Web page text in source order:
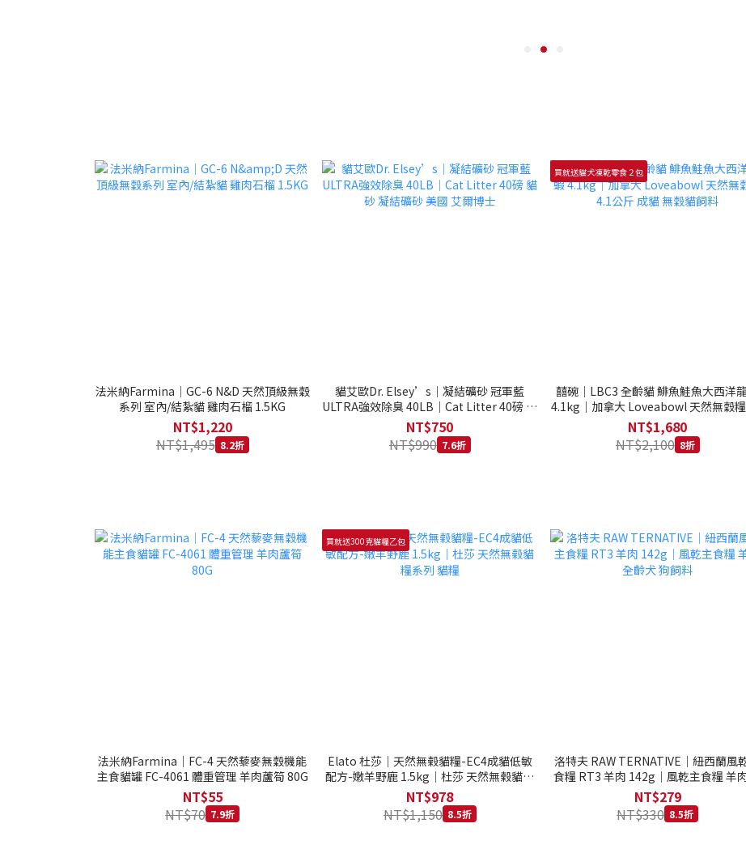
法米納Farmina｜GC-6 N&D 天然頂級無穀
系列 室內/結紮貓 雞肉石榴 1.5KG
NT$1,220
NT$1,495 8.2折
貓艾歐Dr. Elsey’s｜凝結礦砂 冠軍藍
ULTRA強效除臭 40LB｜Cat Litter 40磅 貓
砂 凝結礦砂 美國 艾爾博士
NT$750
NT$990 7.6折
買就送貓犬凍乾零食２包
囍碗｜LBC3 全齡貓 鯡魚鮭魚大西洋
4.1kg｜加拿大 Loveabowl 天然無穀糧
公斤 成貓 無穀貓飼料
NT$1,680
NT$2,100 8折
法米納Farmina｜FC-4 天然藜麥無穀機能
主食貓罐 FC-4061 體重管理 羊肉蘆筍 80G
NT$55
NT$70 7.9折
買就送300克貓糧乙包
Elato 杜莎｜天然無榖貓糧-EC4成貓低敏
配方-嫩羊野鹿 1.5kg｜杜莎 天然無榖貓糧
系列 貓糧
NT$978
NT$1,150 8.5折
洛特夫 RAW TERNATIVE｜紐西蘭風
食糧 RT3 羊肉 142g｜風乾主食糧 羊
齡犬 狗飼料
NT$279
NT$330 8.5折